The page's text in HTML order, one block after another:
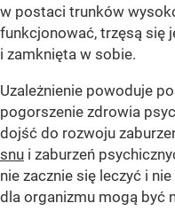
w postaci trunków
funkcjonować, trzęsą się
i zamknięta w sobie.
Uzależnienie powoduje
pogorszenie zdrowia
dojść do rozwoju
snu i zaburzeń
nie zacznie się leczyć i
dla organizmu mogą być